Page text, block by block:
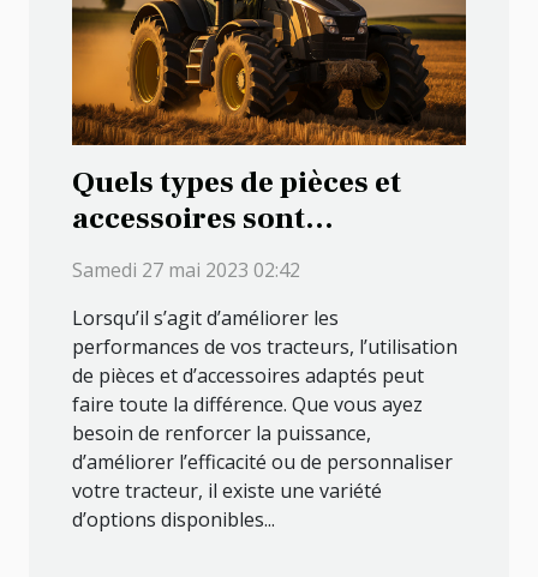
Quels types de pièces et
accessoires sont
disponibles pour améliorer
les performances de vos
machines agricoles ?
Samedi 27 mai 2023 02:42
Lorsqu’il s’agit d’améliorer les
performances de vos tracteurs, l’utilisation
de pièces et d’accessoires adaptés peut
faire toute la différence. Que vous ayez
besoin de renforcer la puissance,
d’améliorer l’efficacité ou de personnaliser
votre tracteur, il existe une variété
d’options disponibles...